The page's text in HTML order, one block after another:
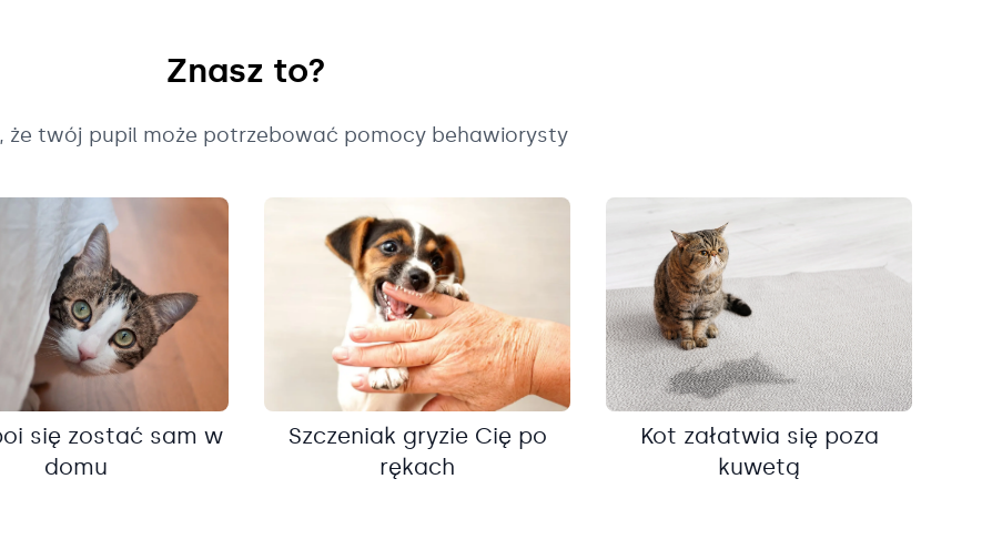
Znasz to?
że twój pupil może potrzebować pomocy behawiorysty
się zostać sam w
domu
Szczeniak gryzie Cię po
rękach
Kot załatwia się poza
kuwetą